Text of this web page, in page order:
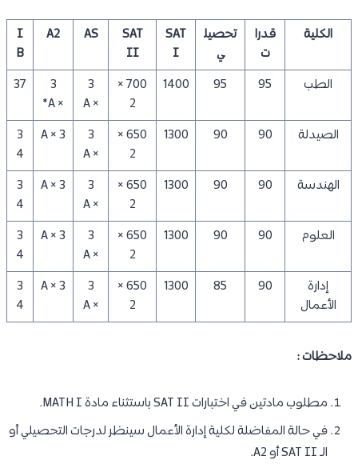
الكلية
قدرا
ت
تحصيل
ي
SAT
I
SAT
II
AS
A2
I
B
الطب
95
95
1400
700 ×
2
3
× A
3
× A*
37
الصيدلة 90
90
1300
650 ×
2
3
× A
3 × A
3
4
الهندسة
90
90
1300
650 ×
2
3
× A
3 × A
3
4
العلوم
90
90
1300
650 ×
2
3
× A
3 × A
3
4
إدارة
الأعمال
90
85
1300
650 ×
2
3
× A
3 × A
3
4
ملاحظات :
مطلوب مادتين في اختبارات SAT II باستثناء مادة MATH I.
في حالة المفاضلة لكلية إدارة الأعمال سينظر لدرجات التحصيلي أو
الـ SAT II أو A2.